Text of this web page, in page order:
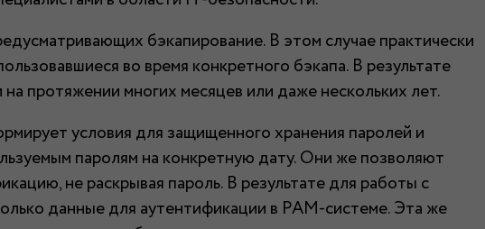
бэкапирование. В этом случае практически
во время конкретного бэкапа. В результате
протяжении многих месяцев или даже нескольких лет.
условия для защищенного хранения паролей и
паролям на конкретную дату. Они же позволяют
не раскрывая пароль. В результате для работы с
данные для аутентификации в PAM-системе. Эта же